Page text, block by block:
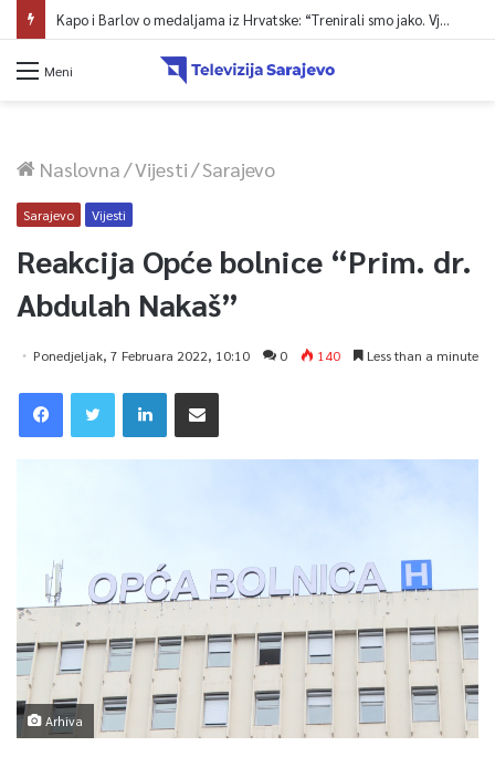
Kapo i Barlov o medaljama iz Hrvatske: “Trenirali smo jako. Vjerovali smo”
Meni
Naslovna/Vijesti/Sarajevo
Sarajevo Vijesti
Reakcija Opće bolnice “Prim. dr.
Abdulah Nakaš”
Ponedjeljak, 7 Februara 2022, 10:10 0 140 Less than a minute
Arhiva